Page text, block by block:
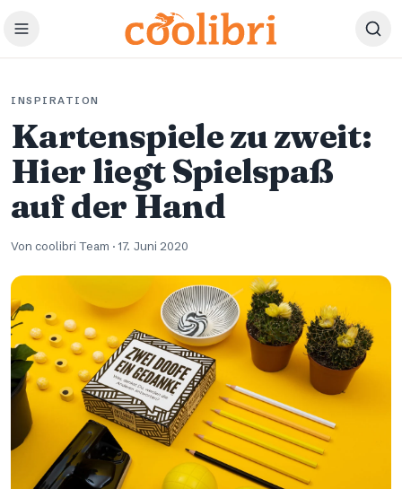
Zum Hauptinhalt springen
INSPIRATION
Kartenspiele zu zweit:
Hier liegt Spielspaß
auf der Hand
Von coolibri Team ·17. Juni 2020